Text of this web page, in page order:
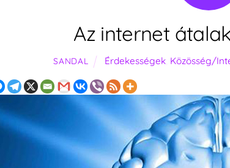
Az internet
SANDAL Érdekességek Közösség/